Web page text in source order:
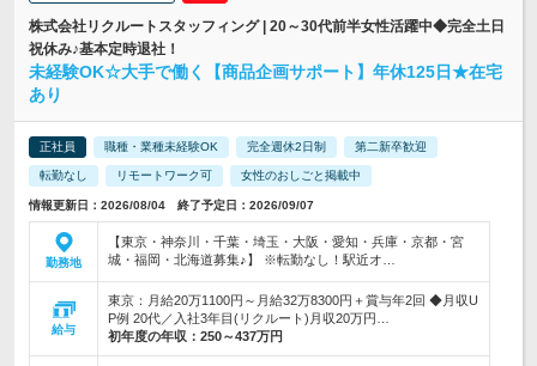
株式会社リクルートスタッフィング | 20～30代前半女性活躍中◆完全土日
祝休み♪基本定時退社！
未経験OK☆大手で働く【商品企画サポート】年休125日★在宅
あり
正社員 職種・業種未経験OK 完全週休2日制 第二新卒歓迎
転勤なし リモートワーク可 女性のおしごと掲載中
情報更新日：2026/08/04 終了予定日：2026/09/07
勤務地
【東京・神奈川・千葉・埼玉・大阪・愛知・兵庫・京都・宮
城・福岡・北海道募集♪】 ※転勤なし！駅近オ…
給与
東京：月給20万1100円～月給32万8300円＋賞与年2回 ◆月収U
P例 20代／入社3年目(リクルート)月収20万円…
初年度の年収： 250～437万円